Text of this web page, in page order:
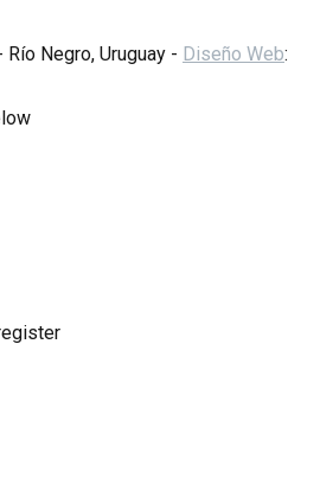
Negro, Uruguay - Diseño Web: